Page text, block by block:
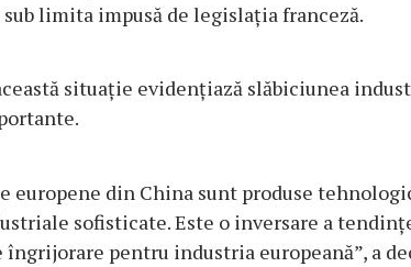
limita impusă de legislaţia franceză.
situaţie evidenţiază slăbiciunea
europene din China sunt produse
sofisticate. Este o inversare a
pentru industria europeană”, a